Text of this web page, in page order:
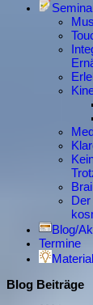
Blog/
Termine
Blog Beiträge